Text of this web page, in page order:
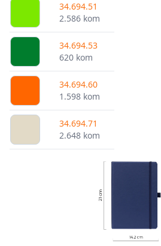
34.694.51
2.586 kom
34.694.53
620 kom
34.694.60
1.598 kom
34.694.71
2.648 kom